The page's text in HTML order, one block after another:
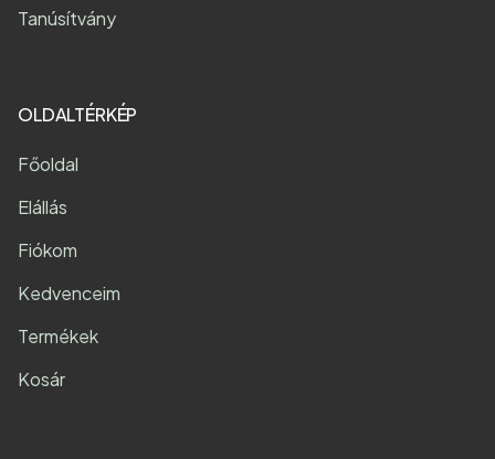
Tanúsítvány
OLDALTÉRKÉP
Főoldal
Elállás
Fiókom
Kedvenceim
Termékek
Kosár